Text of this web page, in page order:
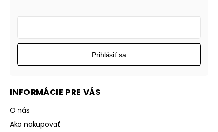
INFORMÁCIE PRE VÁS
O nás
Ako nakupovať
Prihlásiť sa